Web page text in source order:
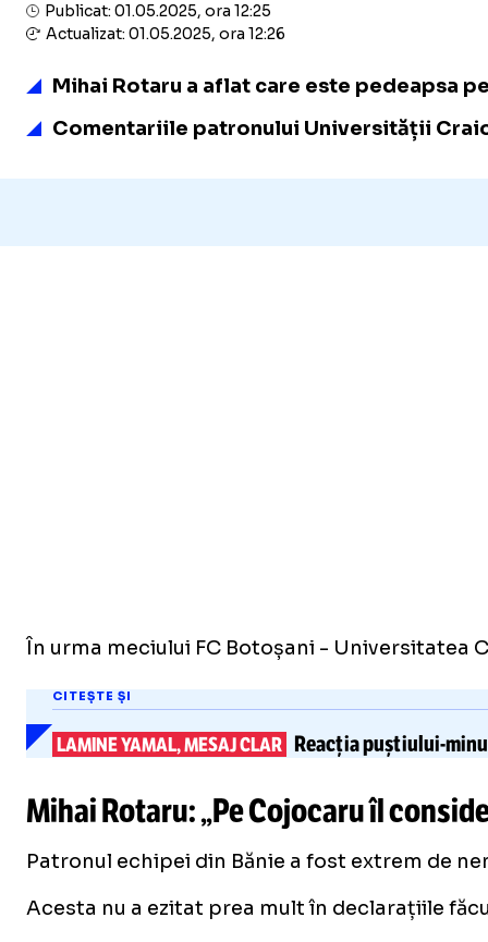
Publicat: 01.05.2025, ora 12:25
Actualizat: 01.05.2025, ora 12:26
Mihai Rotaru a aflat care este pedeapsa
Comentariile patronului Universității
În urma meciului FC Botoșani - Universitatea
CITEȘTE ȘI
LAMINE YAMAL, MESAJ CLAR Reacțiapuștiului-
Mihai Rotaru: „Pe Cojocaru îl
Patronul echipei din Bănie a fost extrem de
Acesta nu a ezitat prea mult în declarațiile